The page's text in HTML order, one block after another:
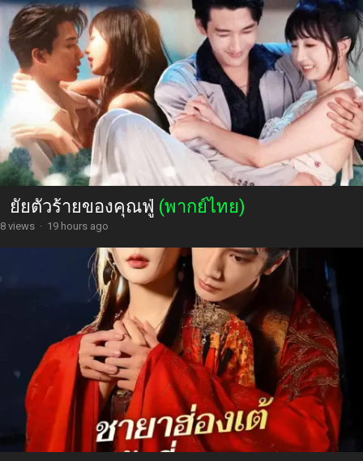
ยัยตัวร้ายของคุณฟู่ (พากย์ไทย)
8 views · 19 hours ago